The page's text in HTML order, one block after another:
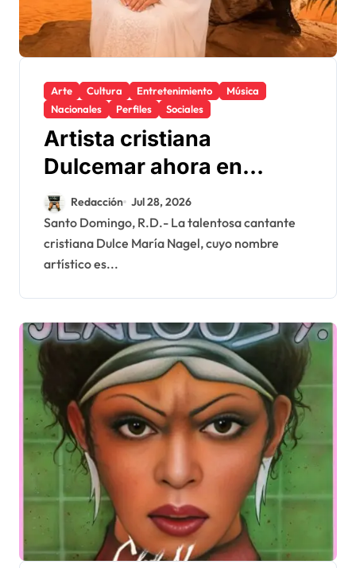
Arte Cultura Entretenimiento
Música
Nacionales
Perfiles Sociales
Artista cristiana
Dulcemar ahora en
merengue, graba ft. con
Rafely Rosario
Redacción Jul 28, 2026
Santo Domingo, R.D.- La talentosa cantante
cristiana Dulce María Nagel, cuyo nombre
artístico es...